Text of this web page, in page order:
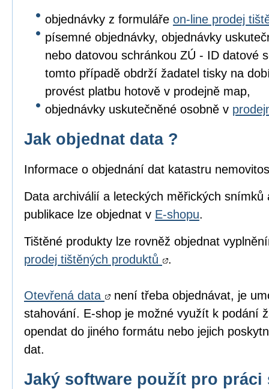
objednávky z formuláře on-line prodej
písemné objednávky, objednávky
nebo datovou schránkou ZÚ - ID datové
tomto případě obdrží žadatel tisky na
provést platbu hotově v prodejně map,
objednávky uskutečněné osobně v
Jak objednat data ?
Informace o objednání dat katastru
Data archiválií a leteckých měřických
publikace lze objednat v E-shopu.
Tištěné produkty lze rovněž objednat
prodej tištěných produktů
.
Otevřená data
není třeba objednávat, je
stahování. E-shop je možné využít k podání
opendat do jiného formátu nebo jejich
dat.
Jaký software použít pro práci